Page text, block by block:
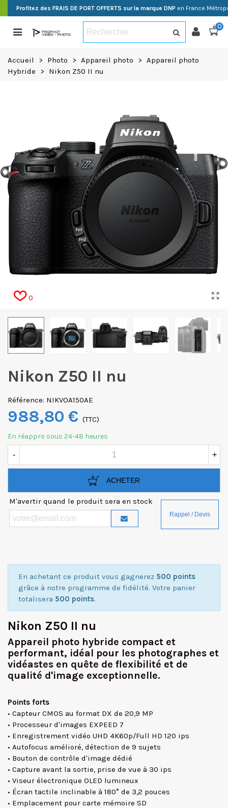
Profitez des FRAIS DE PORT OFFERTS sur la marque DNP en France
0
Accueil > Photo > Appareil photo > Appareil photo
Hybride
> Nikon Z50 II nu
0
Nikon Z50 II nu
Référence: NIKVOA150AE
988,80 € (TTC)
En réappro sous 24-48 heures
- +
ACHETER
M'avertir quand le produit sera en stock
En achetant ce produit vous gagnerez 500 points
grâce à notre programme de fidélité. Votre panier
totalisera 500 points.
Nikon Z50 II nu
Appareil photo hybride compact et
performant, idéal pour les photographes et
vidéastes en quête de flexibilité et de
qualité d'image exceptionnelle.
Points forts
• Capteur CMOS au format DX de 20,9 MP
• Processeur d'images EXPEED 7
• Enregistrement vidéo UHD 4K60p/Full HD 120 ips
• Autofocus amélioré, détection de 9 sujets
• Bouton de contrôle d'image dédié
• Capture avant la sortie, prise de vue à 30 ips
• Viseur électronique OLED lumineux
• Écran tactile inclinable à 180° de 3,2 pouces
• Emplacement pour carte mémoire SD